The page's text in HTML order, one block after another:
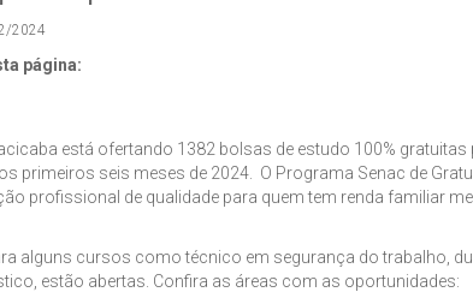
2024
página:
está ofertando 1382 bolsas de estudo 100%
primeiros seis meses de 2024. O Programa Senac de
profissional de qualidade para quem tem renda familiar
alguns cursos como técnico em segurança do trabalho,
estão abertas. Confira as áreas com as oportunidades: